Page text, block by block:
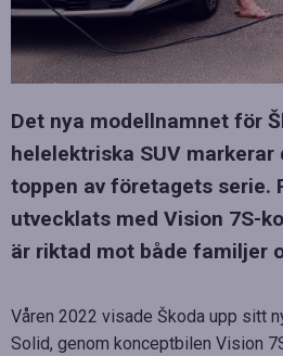
Det nya modellnamnet för
helelektriska SUV markerar
toppen av företagets serie.
utvecklats med Vision 7S-
är riktad mot både familjer
Våren 2022 visade Škoda upp sitt
Solid, genom konceptbilen Vision